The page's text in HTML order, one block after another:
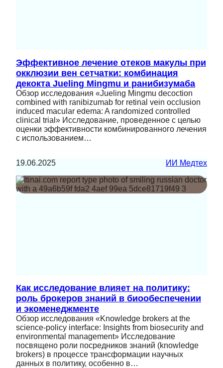
Эффективное лечение отеков макулы при
окклюзии вен сетчатки: комбинация
декокта Jueling Mingmu и ранибизумаба
Обзор исследования «Jueling Mingmu decoction
combined with ranibizumab for retinal vein occlusion
induced macular edema: A randomized controlled
clinical trial» Исследование, проведенное с целью
оценки эффективности комбинированного лечения
с использованием…
19.06.2025 ИИ Медтех
Как исследование влияет на политику:
роль брокеров знаний в биообеспечении
и экоменеджменте
Обзор исследования «Knowledge brokers at the
science-policy interface: Insights from biosecurity and
environmental management» Исследование
посвящено роли посредников знаний (knowledge
brokers) в процессе трансформации научных
данных в политику, особенно в…